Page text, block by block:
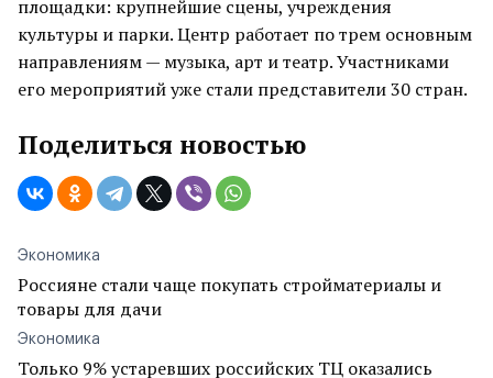
площадки: крупнейшие сцены, учреждения
культуры и парки. Центр работает по трем основным
направлениям — музыка, арт и театр. Участниками
его мероприятий уже стали представители 30 стран.
Поделиться новостью
Экономика
Россияне стали чаще покупать стройматериалы и
товары для дачи
Экономика
Только 9% устаревших российских ТЦ оказались